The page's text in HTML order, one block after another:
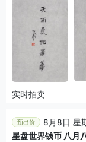
实时拍卖
预出价
8月8日 星
星盘世界钱币 八月